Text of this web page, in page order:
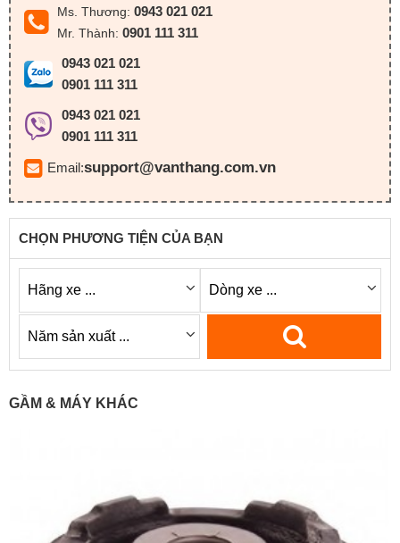
Ms. Thương: 0943 021 021
Mr. Thành: 0901 111 311
0943 021 021
0901 111 311
0943 021 021
0901 111 311
Email:support@vanthang.com.vn
CHỌN PHƯƠNG TIỆN CỦA BẠN
GẦM & MÁY KHÁC